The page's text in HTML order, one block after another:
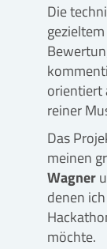
Die
orientiert
reiner
Das
meinen
Wagner
denen
möchte.